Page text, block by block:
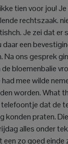
tien voor jou!
rechtszaak.
Je zei dat er
daar een
Na ons gesprek
bloemenbalie
mee wilde
worden. What
telefoontje dat de
konden praten.
alles onder
zo goed einde